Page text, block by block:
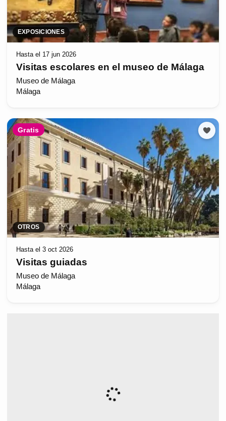
EXPOSICIONES
Hasta el 17 jun 2026
Visitas escolares en el museo de Málaga
Museo de Málaga
Málaga
Gratis
OTROS
Hasta el 3 oct 2026
Visitas guiadas
Museo de Málaga
Málaga